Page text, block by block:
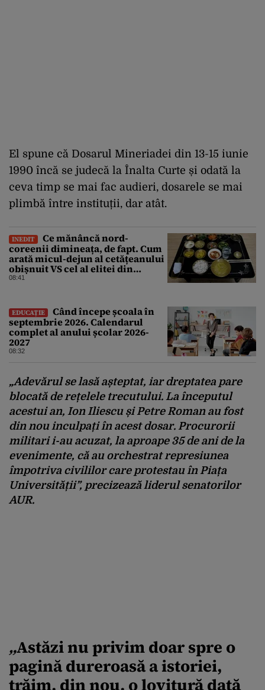
El spune că Dosarul Mineriadei din 13-15 iunie
1990 încă se judecă la Înalta Curte și odată la
ceva timp se mai fac audieri, dosarele se mai
plimbă între instituții, dar atât.
INEDIT
Ce mănâncă nord-
coreenii dimineața, de fapt. Cum
arată micul-dejun al cetățeanului
obișnuit VS cel al elitei din
Phenian
08:41
EDUCAȚIE
Când începe școala în
septembrie 2026. Calendarul
complet al anului școlar 2026-
2027
08:32
„Adevărul se lasă așteptat, iar dreptatea pare
blocată de rețelele trecutului. La începutul
acestui an, Ion Iliescu și Petre Roman au fost
din nou inculpați în acest dosar. Procurorii
militari i-au acuzat, la aproape 35 de ani de la
evenimente, că au orchestrat represiunea
împotriva civililor care protestau în Piața
Universității”, precizează liderul senatorilor
AUR.
„Astăzi nu privim doar spre o
pagină dureroasă a istoriei,
trăim, din nou, o lovitură dată